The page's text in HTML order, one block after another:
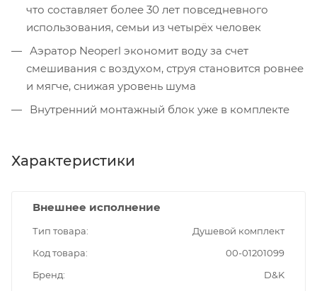
что составляет более 30 лет повседневного
использования, семьи из четырёх человек
Аэратор Neoperl экономит воду за счет
смешивания с воздухом, струя становится ровнее
и мягче, снижая уровень шума
Внутренний монтажный блок уже в комплекте
Характеристики
Внешнее исполнение
Тип товара
Душевой комплект
Код товара
00-01201099
Бренд
D&K